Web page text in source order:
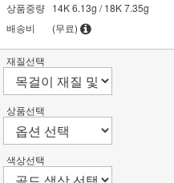
상품중량 14K 6.13g / 18K 7.35g
배송비
(무료)
재질선택
상품선택
색상선택